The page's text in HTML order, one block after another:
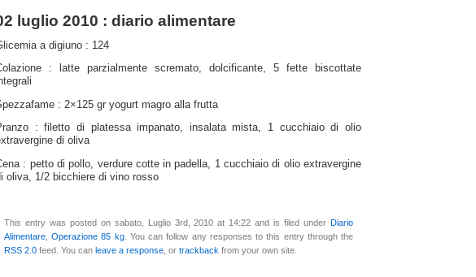
luglio 2010 : diario alimentare
a digiuno : 124
: latte parzialmente scremato, dolcificante, 5 fette biscottate
: 2×125 gr yogurt magro alla frutta
: filetto di platessa impanato, insalata mista, 1 cucchiaio di olio
di oliva
: petto di pollo, verdure cotte in padella, 1 cucchiaio di olio extravergine
oliva, 1/2 bicchiere di vino rosso
This entry was posted on sabato, Luglio 3rd, 2010 at 14:22 and is filed under Diario
Alimentare ,Operazione 85 kg. You can follow any responses to this entry through the
RSS 2.0 feed. You can leave a response , or trackback from your own site.